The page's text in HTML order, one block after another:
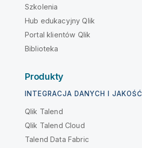
Szkolenia
Hub edukacyjny Qlik
Portal klientów Qlik
Biblioteka
Produkty
INTEGRACJA DANYCH I JAKOŚĆ
Qlik Talend
Qlik Talend Cloud
Talend Data Fabric